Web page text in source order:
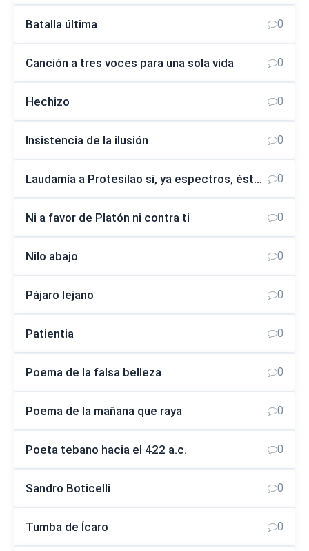
Batalla última 0
Canción a tres voces para una sola vida 0
Hechizo 0
Insistencia de la ilusión 0
Laudamía a Protesilao si, ya espectros, éste le saliera al encuentro 0
Ni a favor de Platón ni contra ti 0
Nilo abajo 0
Pájaro lejano 0
Patientia 0
Poema de la falsa belleza 0
Poema de la mañana que raya 0
Poeta tebano hacia el 422 a.c. 0
Sandro Boticelli 0
Tumba de Ícaro 0